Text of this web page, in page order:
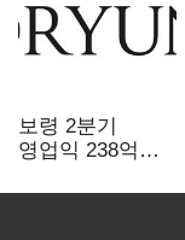
보령 2분기
영업익 238억…